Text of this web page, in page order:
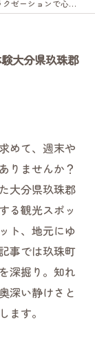
ンで心癒される観光体験大分県玖珠郡玖珠町の静かな魅力を深掘り
大分県玖珠郡
めて、週末や
りませんか？
大分県玖珠郡
る観光スポッ
ト、地元にゆ
事では玖珠町
深掘り。知れ
深い静けさと
ます。